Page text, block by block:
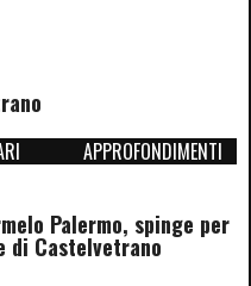
APPROFONDIMENTI
Palermo, spinge per
di Castelvetrano